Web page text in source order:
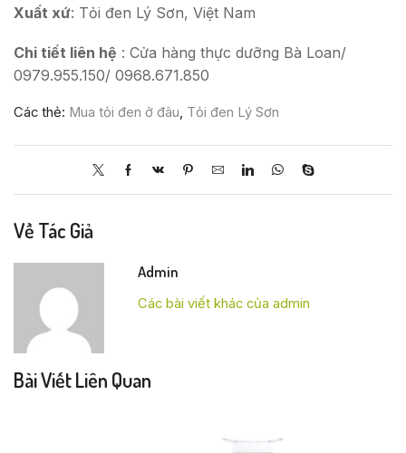
Xuất xứ: Tỏi đen Lý Sơn, Việt Nam
Chi tiết liên hệ : Cửa hàng thực dưỡng Bà Loan/
0979.955.150/ 0968.671.850
Các thẻ: Mua tỏi đen ở đâu, Tỏi đen Lý Sơn
Về Tác Giả
Admin
Các bài viết khác của admin
Bài Viết Liên Quan